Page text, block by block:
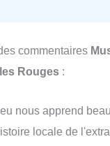
commentaires
Rouges :
nous apprend
locale de